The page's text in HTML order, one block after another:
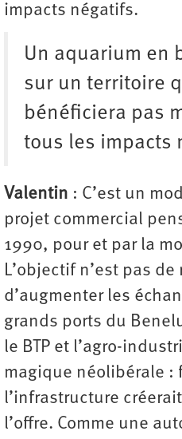
impacts négatifs.
Un aquarium en
sur un territoire
bénéficiera pas
tous les impacts
Valentin : C’est un
projet commercial
1990, pour et par la
L’objectif n’est pas
d’augmenter les
grands ports du
le BTP et l’agro-
magique néolibérale :
l’infrastructure
l’offre. Comme une